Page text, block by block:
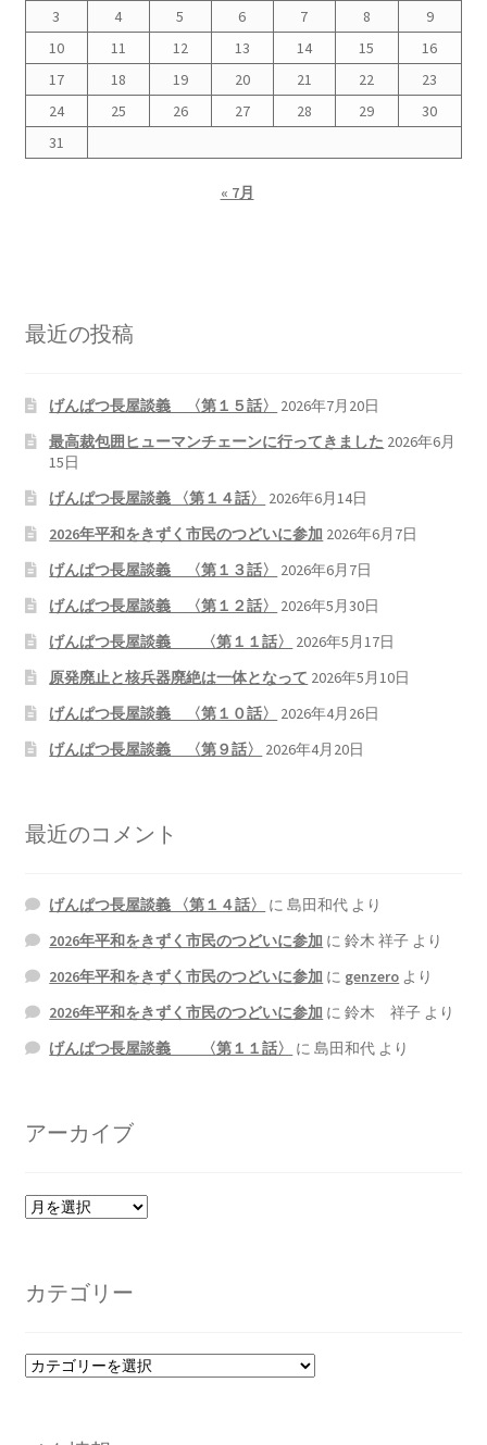
3
4 5 6 7 8
9
10
11 12 13 14 15
16
17
18 19 20 21 22
23
24
25 26 27 28 29
30
31
« 7月
最近の投稿
げんぱつ長屋談義 〈第１５話〉
2026年7月20日
最高裁包囲ヒューマンチェーンに行ってきました 2026年6月
15日
げんぱつ長屋談義 〈第１４話〉
2026年6月14日
2026年平和をきずく市民のつどいに参加 2026年6月7日
げんぱつ長屋談義 〈第１３話〉
2026年6月7日
げんぱつ長屋談義 〈第１２話〉
2026年5月30日
げんぱつ長屋談義 〈第１１話〉
2026年5月17日
原発廃止と核兵器廃絶は一体となって 2026年5月10日
げんぱつ長屋談義 〈第１０話〉
2026年4月26日
げんぱつ長屋談義 〈第９話〉
2026年4月20日
最近のコメント
げんぱつ長屋談義 〈第１４話〉 に島田和代 より
2026年平和をきずく市民のつどいに参加 に鈴木 祥子 より
2026年平和をきずく市民のつどいに参加 に genzero より
2026年平和をきずく市民のつどいに参加 に鈴木 祥子 より
げんぱつ長屋談義 〈第１１話〉
に島田和代 より
アーカイブ
ア
ブ
カテゴリー
カ